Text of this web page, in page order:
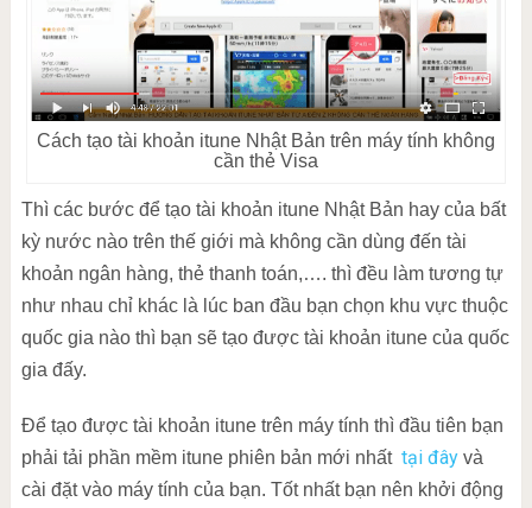
Cách tạo tài khoản itune Nhật Bản trên máy tính không
cần thẻ Visa
Thì các bước để tạo tài khoản itune Nhật Bản hay của bất
kỳ nước nào trên thế giới mà không cần dùng đến tài
khoản ngân hàng, thẻ thanh toán,…. thì đều làm tương tự
như nhau chỉ khác là lúc ban đầu bạn chọn khu vực thuộc
quốc gia nào thì bạn sẽ tạo được tài khoản itune của quốc
gia đấy.
Để tạo được tài khoản itune trên máy tính thì đầu tiên bạn
phải tải phần mềm itune phiên bản mới nhất tại đâyvà
cài đặt vào máy tính của bạn. Tốt nhất bạn nên khởi động